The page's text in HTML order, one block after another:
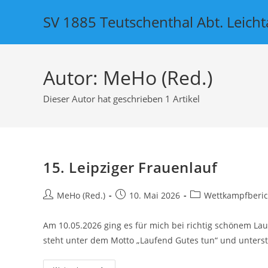
SV 1885 Teutschenthal Abt.
Autor: MeHo (Red.)
Dieser Autor hat geschrieben 1 Artikel
15. Leipziger Frauenlauf
MeHo (Red.) 10. Mai 2026
Am 10.05.2026 ging es für mich bei richtig schönem
steht unter dem Motto „Laufend Gutes tun“ und